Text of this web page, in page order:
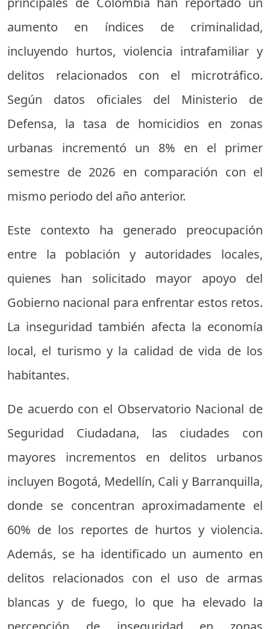
aumento en índices de criminalidad,
incluyendo hurtos, violencia intrafamiliar y
delitos relacionados con el microtráfico.
Según datos oficiales del Ministerio de
Defensa, la tasa de homicidios en zonas
urbanas incrementó un 8% en el primer
semestre de 2026 en comparación con el
mismo periodo del año anterior.
Este contexto ha generado preocupación
entre la población y autoridades locales,
quienes han solicitado mayor apoyo del
Gobierno nacional para enfrentar estos retos.
La inseguridad también afecta la economía
local, el turismo y la calidad de vida de los
habitantes.
De acuerdo con el Observatorio Nacional de
Seguridad Ciudadana, las ciudades con
mayores incrementos en delitos urbanos
incluyen Bogotá, Medellín, Cali y Barranquilla,
donde se concentran aproximadamente el
60% de los reportes de hurtos y violencia.
Además, se ha identificado un aumento en
delitos relacionados con el uso de armas
blancas y de fuego, lo que ha elevado la